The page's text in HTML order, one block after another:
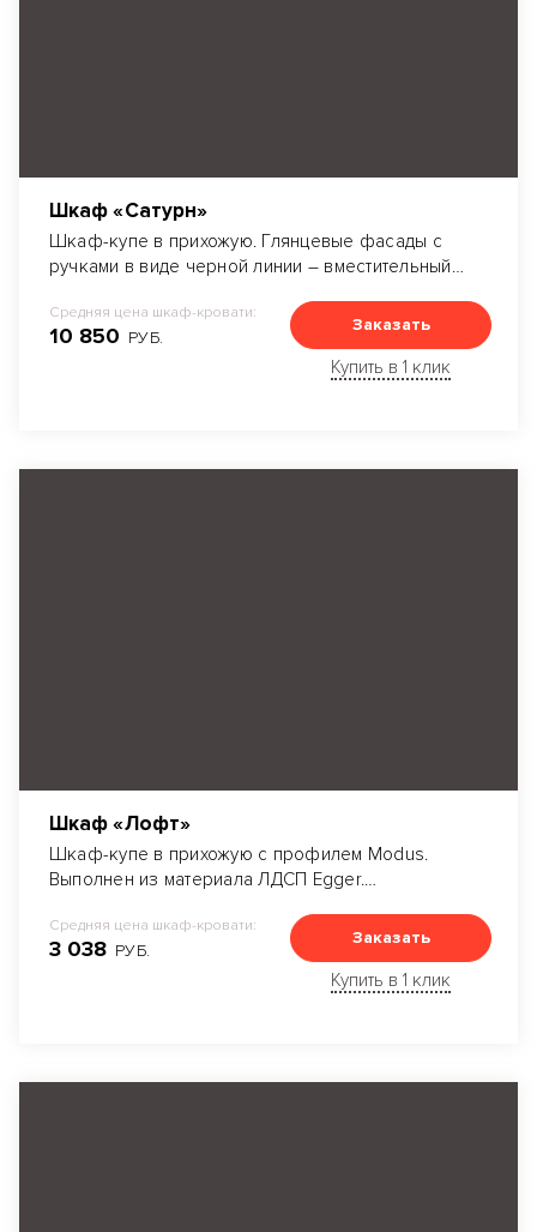
Шкаф «Сатурн»
Шкаф-купе в прихожую. Глянцевые фасады с
ручками в виде черной линии – вместительный
места для вешалок, полок различной высоты и
ширины для одежды, а также обувные
Средняя цена шкаф-кровати:
10 850 РУБ.
Заказать
Купить в 1 клик
Шкаф «Лофт»
Шкаф-купе в прихожую с профилем Modus.
Выполнен из материала ЛДСП Egger.
Лакобель.
Средняя цена шкаф-кровати:
3 038 РУБ.
Заказать
Купить в 1 клик